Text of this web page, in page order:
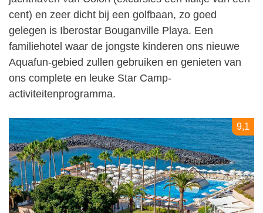
cent) en zeer dicht bij een golfbaan, zo goed
gelegen is Iberostar Bouganville Playa. Een
familiehotel waar de jongste kinderen ons nieuwe
Aquafun-gebied zullen gebruiken en genieten van
ons complete en leuke Star Camp-
activiteitenprogramma.
9,1